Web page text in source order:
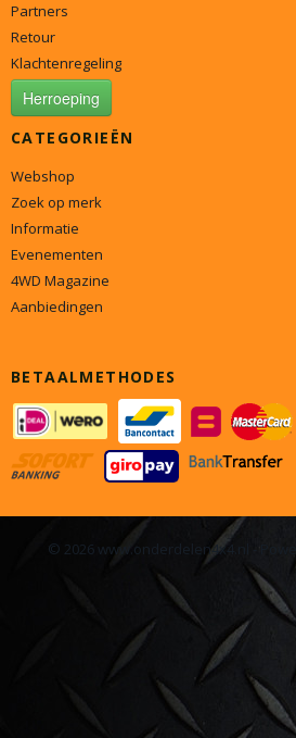
Partners
Retour
Klachtenregeling
Herroeping
CATEGORIEËN
Webshop
Zoek op merk
Informatie
Evenementen
4WD Magazine
Aanbiedingen
BETAALMETHODES
© 2026 www.onderdelen4x4.nl -